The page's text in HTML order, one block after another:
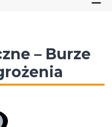
– Burze